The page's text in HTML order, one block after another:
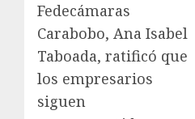
Fedecámaras
Carabobo, Ana Isabel
Taboada, ratificó que
los empresarios
siguen